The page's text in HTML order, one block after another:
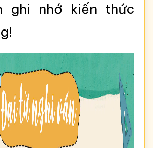
ghi nhớ kiến thức